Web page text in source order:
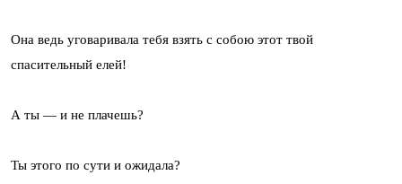
Она ведь уговаривала тебя взять с собою этот твой
спасительный елей!
А ты — и не плачешь?
Ты этого по сути и ожидала?